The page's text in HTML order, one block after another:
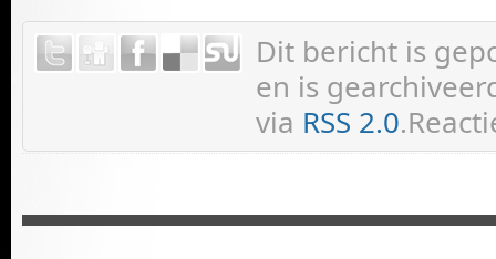
Dit bericht is
en is
via RSS 2.0